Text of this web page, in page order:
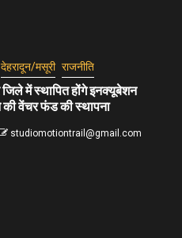
देहरादून/मसूरी राजनीति
में स्थापित होंगे इनक्यूबेशन
वेंचर फंड की स्थापना
studiomotiontrail@gmail.com